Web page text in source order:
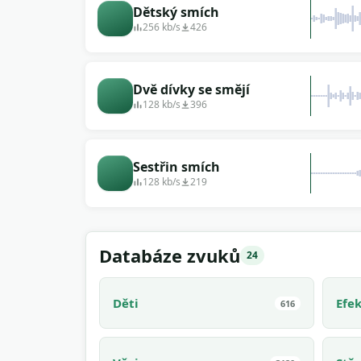
Dětský smích
256 kb/s 426
Dvě dívky se smějí
128 kb/s 396
Sestřin smích
128 kb/s 219
Databáze zvuků 24
Děti 616